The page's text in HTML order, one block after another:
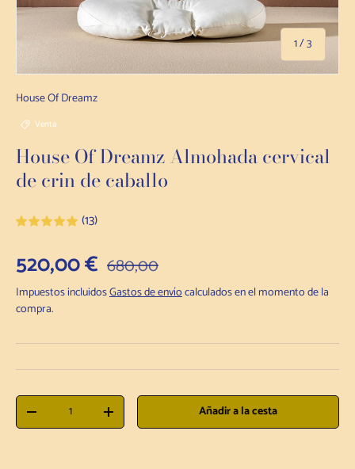
1/de
3
House Of Dreamz
Venta
House Of Dreamz Almohada cervical
de crin de caballo
(13)
Precio de venta
520,00 € Precio habitual
680,00
Impuestos incluidosGastos de envíocalculados en el momento de la
compra.
Cantidad
Disminuir la cantidadAumentar la cantidadAñadir a la cesta